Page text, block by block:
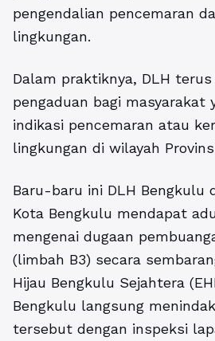
pengendalian pencemaran
lingkungan.
Dalam praktiknya, DLH
pengaduan bagi masyarakat
indikasi pencemaran atau
lingkungan di wilayah
Baru-baru ini DLH Bengkulu
Kota Bengkulu mendapat
mengenai dugaan
(limbah B3) secara
Hijau Bengkulu Sejahtera
Bengkulu langsung
tersebut dengan inspeksi